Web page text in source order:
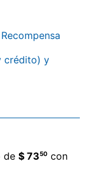
crédito) y
de $ 7350 con